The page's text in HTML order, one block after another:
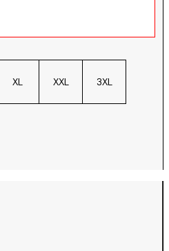
XL XXL 3XL